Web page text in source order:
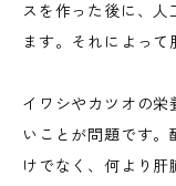
スを作った後に、
ます。それによって
イワシやカツオの
いことが問題です
けでなく、何より